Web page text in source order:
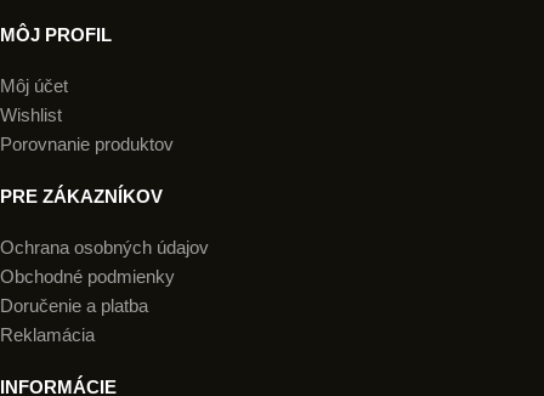
MÔJ PROFIL
Môj účet
Wishlist
Porovnanie produktov
PRE ZÁKAZNÍKOV
Ochrana osobných údajov
Obchodné podmienky
Doručenie a platba
Reklamácia
INFORMÁCIE